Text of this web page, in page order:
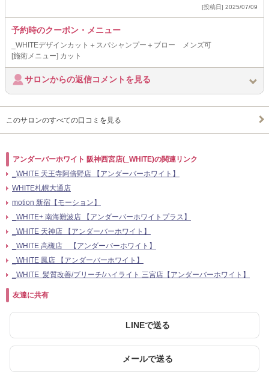
[投稿日] 2025/07/09
予約時のクーポン・メニュー
_WHITEデザインカット＋スパシャンプー＋ブロー メンズ可
[施術メニュー] カット
サロンからの返信コメントを見る
このサロンのすべての口コミを見る
アンダーバーホワイト 阪神西宮店(_WHITE)の関連リンク
_WHITE 天王寺阿倍野店 【アンダーバーホワイト】
WHITE札幌大通店
motion 新宿【モーション】
_WHITE+ 南海難波店 【アンダーバーホワイトプラス】
_WHITE 天神店 【アンダーバーホワイト】
_WHITE 高槻店 【アンダーバーホワイト】
_WHITE 鳳店 【アンダーバーホワイト】
_WHITE 髪質改善/ブリーチ/ハイライト 三宮店【アンダーバーホワイト】
友達に共有
LINEで送る
メールで送る